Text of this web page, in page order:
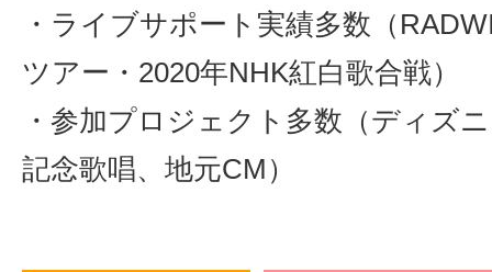
・ライブサポート実績多数（
ツアー・2020年NHK紅白歌合戦）
・参加プロジェクト多数（ディズ
記念歌唱、地元CM）